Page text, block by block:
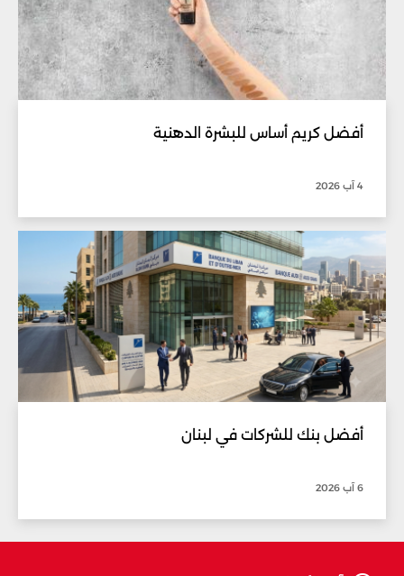
أفضل كريم أساس للبشرة الدهنية
4 آب 2026
أفضل بنك للشركات في لبنان
6 آب 2026